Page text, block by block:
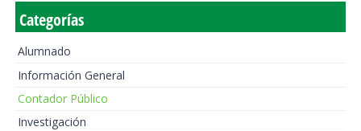
Categorías
Alumnado
Información General
Contador Público
Investigación